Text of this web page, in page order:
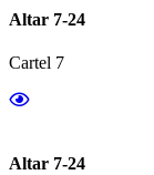
Altar 7-24
Cartel 7
Altar 7-24